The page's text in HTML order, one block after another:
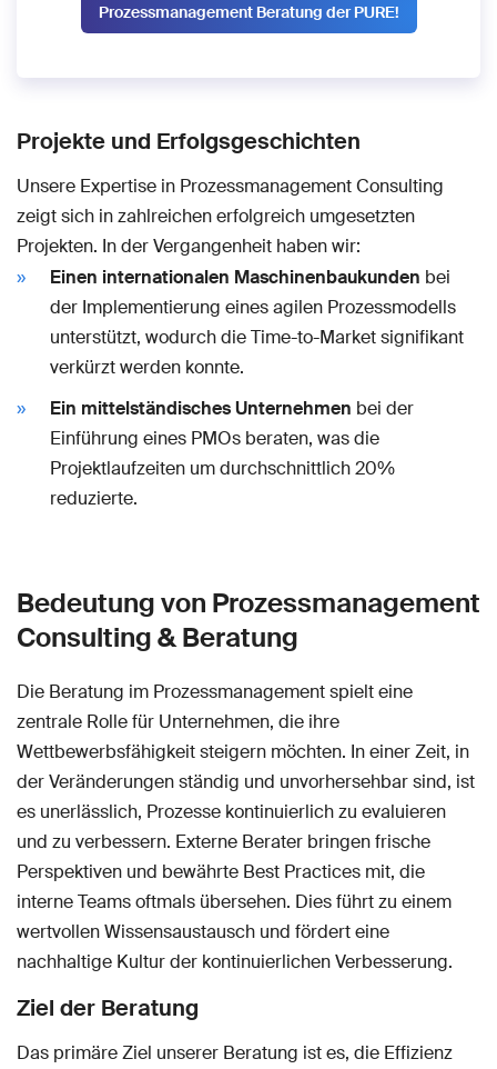
Prozessmanagement Beratung der PURE!
Projekte und Erfolgsgeschichten
Unsere Expertise in Prozessmanagement Consulting
zeigt sich in zahlreichen erfolgreich umgesetzten
Projekten. In der Vergangenheit haben wir:
Einen internationalen Maschinenbaukunden bei
der Implementierung eines agilen Prozessmodells
unterstützt, wodurch die Time-to-Market signifikant
verkürzt werden konnte.
Ein mittelständisches Unternehmen bei der
Einführung eines PMOs beraten, was die
Projektlaufzeiten um durchschnittlich 20%
reduzierte.
Bedeutung von Prozessmanagement
Consulting & Beratung
Die Beratung im Prozessmanagement spielt eine
zentrale Rolle für Unternehmen, die ihre
Wettbewerbsfähigkeit steigern möchten. In einer Zeit, in
der Veränderungen ständig und unvorhersehbar sind, ist
es unerlässlich, Prozesse kontinuierlich zu evaluieren
und zu verbessern. Externe Berater bringen frische
Perspektiven und bewährte Best Practices mit, die
interne Teams oftmals übersehen. Dies führt zu einem
wertvollen Wissensaustausch und fördert eine
nachhaltige Kultur der kontinuierlichen Verbesserung.
Ziel der Beratung
Das primäre Ziel unserer Beratung ist es, die Effizienz